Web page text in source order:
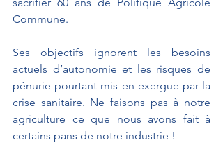
Commune.
Ses objectifs ignorent les besoins
actuels d’autonomie et les risques de
pénurie pourtant mis en exergue par la
crise sanitaire. Ne faisons pas à notre
agriculture ce que nous avons fait à
certains pans de notre industrie !